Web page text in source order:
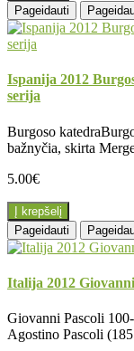
Pageidauti
Ispanija 2012
serija
Burgoso
bažnyčia, skirta
5.00€
Į krepšelį
Pageidauti
Italija 2012
Giovanni Pascoli
Agostino Pascoli